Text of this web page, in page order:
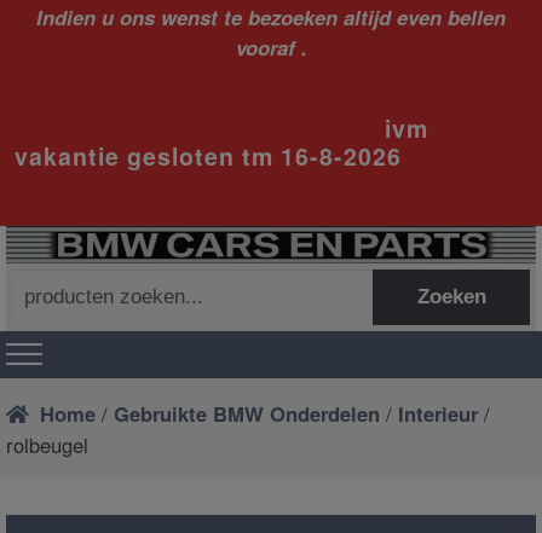
Indien u ons wenst te bezoeken altijd even bellen
vooraf .
ivm
vakantie gesloten tm 16-8-2026
naar:
Zoeken
Home / Gebruikte BMW Onderdelen / Interieur /
rolbeugel